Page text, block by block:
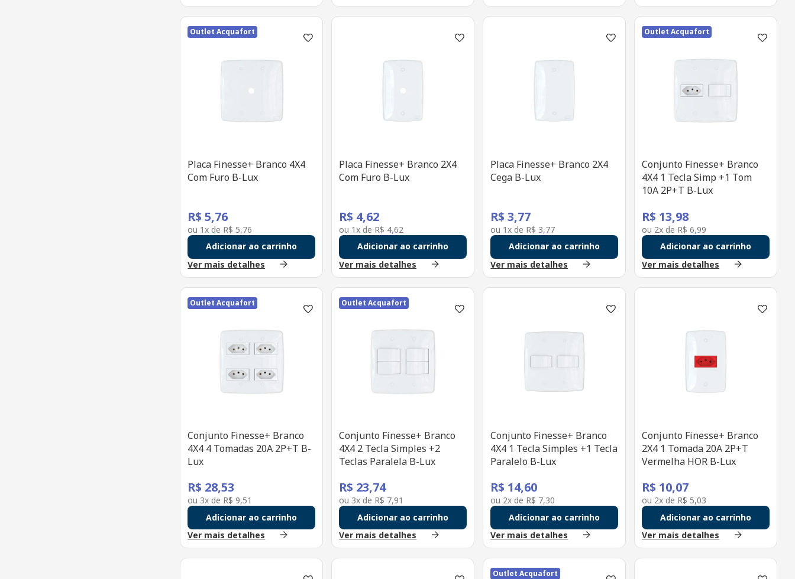
Outlet Acquafort
Placa Finesse+ Branco 4X4
Com Furo B-Lux
R$ 5,76
ou 1x de R$ 5,76
Adicionar ao carrinho
Ver mais detalhes
Placa Finesse+ Branco 2X4
Com Furo B-Lux
R$ 4,62
ou 1x de R$ 4,62
Adicionar ao carrinho
Ver mais detalhes
Placa Finesse+ Branco 2X4
Cega B-Lux
R$ 3,77
ou 1x de R$ 3,77
Adicionar ao carrinho
Ver mais detalhes
Outlet Acquafort
Conjunto Finesse+ Branco
4X4 1 Tecla Simp +1 Tom
10A 2P+T B-Lux
R$ 13,98
ou 2x de R$ 6,99
Adicionar ao carrinho
Ver mais detalhes
Outlet Acquafort
Conjunto Finesse+ Branco
4X4 4 Tomadas 20A 2P+T B-
Lux
R$ 28,53
ou 3x de R$ 9,51
Adicionar ao carrinho
Ver mais detalhes
Outlet Acquafort
Conjunto Finesse+ Branco
4X4 2 Tecla Simples +2
Teclas Paralela B-Lux
R$ 23,74
ou 3x de R$ 7,91
Adicionar ao carrinho
Ver mais detalhes
Conjunto Finesse+ Branco
4X4 1 Tecla Simples +1 Tecla
Paralelo B-Lux
R$ 14,60
ou 2x de R$ 7,30
Adicionar ao carrinho
Ver mais detalhes
Conjunto Finesse+ Branco
2X4 1 Tomada 20A 2P+T
Vermelha HOR B-Lux
R$ 10,07
ou 2x de R$ 5,03
Adicionar ao carrinho
Ver mais detalhes
Outlet Acquafort